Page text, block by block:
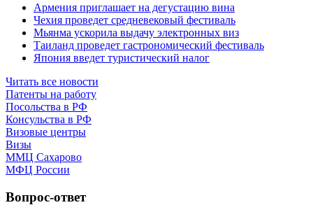
Армения приглашает на дегустацию вина
Чехия проведет средневековый фестиваль
Мьянма ускорила выдачу электронных виз
Таиланд проведет гастрономический фестиваль
Япония введет туристический налог
Читать все новости
Патенты на работу
Посольства в РФ
Консульства в РФ
Визовые центры
Визы
ММЦ Сахарово
МФЦ России
Вопрос-ответ